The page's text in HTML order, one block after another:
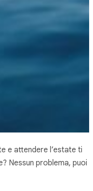
e attendere l’estate ti
Nessun problema, puoi